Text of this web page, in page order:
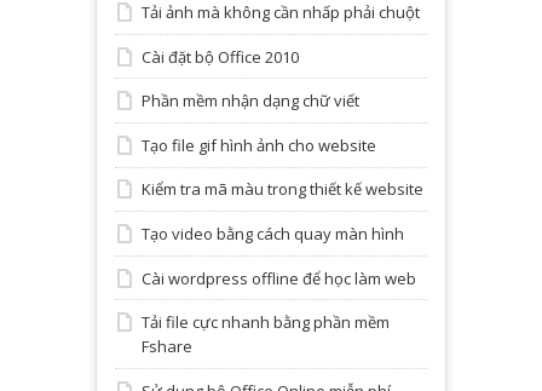
Tải ảnh mà không cần nhấp phải chuột
Cài đặt bộ Office 2010
Phần mềm nhận dạng chữ viết
Tạo file gif hình ảnh cho website
Kiểm tra mã màu trong thiết kế website
Tạo video bằng cách quay màn hình
Cài wordpress offline để học làm web
Tải file cực nhanh bằng phần mềm
Fshare